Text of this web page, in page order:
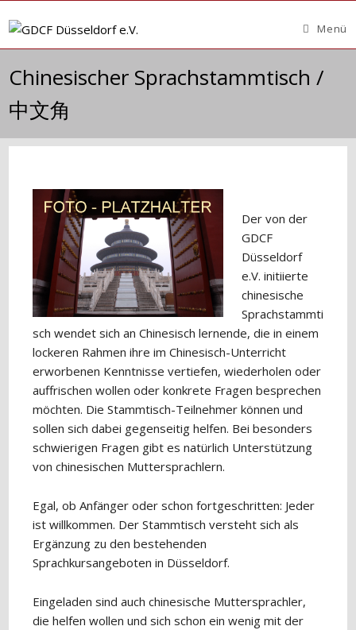
Inhalt
Menü
Chinesischer Sprachstammtisch /
中文角
Der von der
GDCF
Düsseldorf
e.V. initiierte
chinesische
Sprachstammti
sch wendet sich an Chinesisch lernende, die in einem
lockeren Rahmen ihre im Chinesisch-Unterricht
erworbenen Kenntnisse vertiefen, wiederholen oder
auffrischen wollen oder konkrete Fragen besprechen
möchten. Die Stammtisch-Teilnehmer können und
sollen sich dabei gegenseitig helfen. Bei besonders
schwierigen Fragen gibt es natürlich Unterstützung
von chinesischen Muttersprachlern.
Egal, ob Anfänger oder schon fortgeschritten: Jeder
ist willkommen. Der Stammtisch versteht sich als
Ergänzung zu den bestehenden
Sprachkursangeboten in Düsseldorf.
Eingeladen sind auch chinesische Muttersprachler,
die helfen wollen und sich schon ein wenig mit der